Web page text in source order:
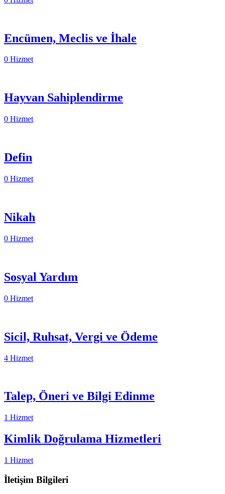
Encümen, Meclis ve İhale
0 Hizmet
Hayvan Sahiplendirme
0 Hizmet
Defin
0 Hizmet
Nikah
0 Hizmet
Sosyal Yardım
0 Hizmet
Sicil, Ruhsat, Vergi ve Ödeme
4 Hizmet
Talep, Öneri ve Bilgi Edinme
1 Hizmet
Kimlik Doğrulama Hizmetleri
1 Hizmet
İletişim Bilgileri